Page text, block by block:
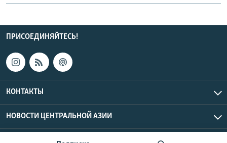
ПРИСОЕДИНЯЙТЕСЬ!
КОНТАКТЫ
НОВОСТИ ЦЕНТРАЛЬНОЙ АЗИИ